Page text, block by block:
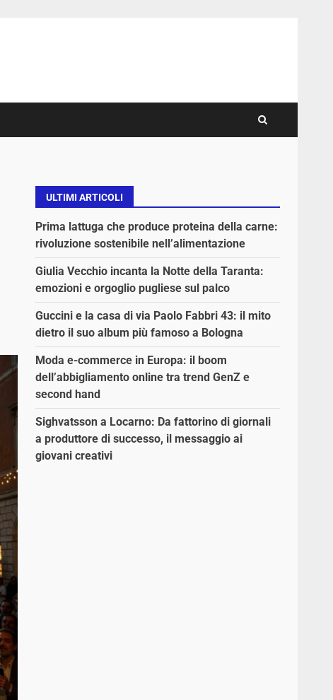
ULTIMI ARTICOLI
Prima lattuga che produce proteina della carne:
rivoluzione sostenibile nell’alimentazione
Giulia Vecchio incanta la Notte della Taranta:
emozioni e orgoglio pugliese sul palco
Guccini e la casa di via Paolo Fabbri 43: il mito
dietro il suo album più famoso a Bologna
Moda e-commerce in Europa: il boom
dell’abbigliamento online tra trend GenZ e
second hand
Sighvatsson a Locarno: Da fattorino di giornali
a produttore di successo, il messaggio ai
giovani creativi